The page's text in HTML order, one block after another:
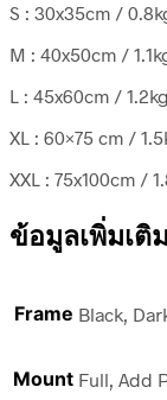
S : 30x35cm /
M : 40x50cm /
L : 45x60cm / 1.2kg
XL : 60×75 cm /
XXL : 75x100cm /
ข้อมูลเพิ่มเติม
Frame Black,
Mount Full, Add